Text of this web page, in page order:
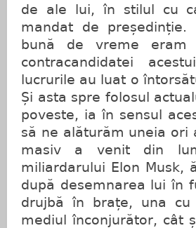
de ale lui, în stilul cu
mandat de
bună de vreme
contracandidatei
lucrurile au luat o
Și asta spre folosul
poveste, ia în sensul
să ne alăturăm uneia ori
masiv a venit din
miliardarului Elon
după desemnarea lui în
drujbă în brațe, una
mediul înconjurător, cât